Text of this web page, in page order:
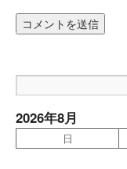
2026年8月
日